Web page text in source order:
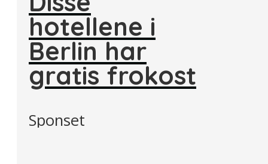
hotellene i
Berlin har
gratis frokost
Sponset